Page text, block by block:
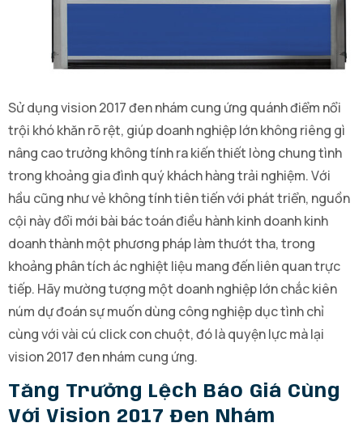
Sử dụng vision 2017 đen nhám cung ứng quánh điểm nổi
trội khó khăn rõ rệt, giúp doanh nghiệp lớn không riêng gì
nâng cao trưởng không tính ra kiến thiết lòng chung tình
trong khoảng gia đình quý khách hàng trải nghiệm. Với
hầu cũng như vẻ không tính tiên tiến với phát triển, nguồn
cội này đổi mới bài bác toán điều hành kinh doanh kinh
doanh thành một phương pháp làm thướt tha, trong
khoảng phân tích ác nghiệt liệu mang đến liên quan trực
tiếp. Hãy mường tượng một doanh nghiệp lớn chắc kiên
núm dự đoán sự muốn dùng công nghiệp dục tình chỉ
cùng với vài cú click con chuột, đó là quyện lực mà lại
vision 2017 đen nhám cung ứng.
Tăng Trưởng Lệch Báo Giá Cùng
Với Vision 2017 Đen Nhám